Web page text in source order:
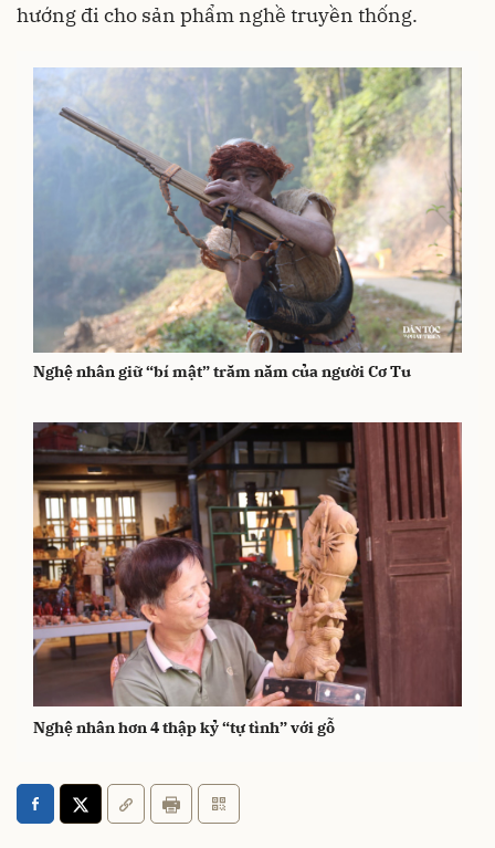
hướng đi cho sản phẩm nghề truyền thống.
Nghệ nhân giữ “bí mật” trăm năm của người Cơ Tu
Nghệ nhân hơn 4 thập kỷ “tự tình” với gỗ